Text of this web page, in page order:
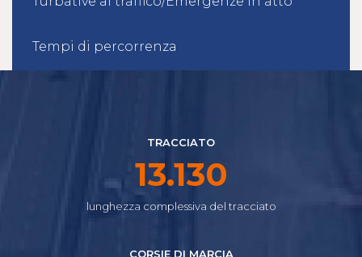
Tempi di percorrenza
TRACCIATO
14.645
lunghezza complessiva del tracciato
CORSIE DI MARCIA